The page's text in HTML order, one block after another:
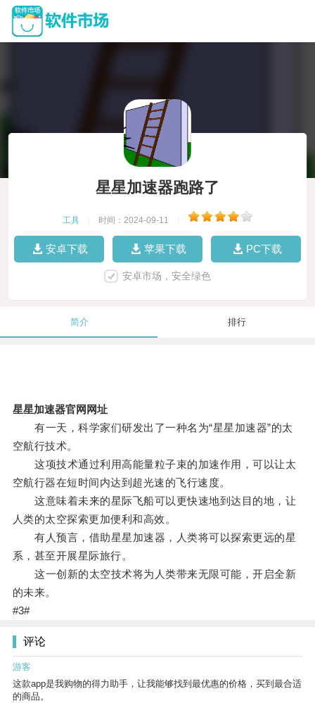
星星加速器跑路了
工具 时间：2024-09-11
安卓下载 苹果下载 PC下载
安卓市场，安全绿色
简介 排行
星星加速器官网网址
有一天，科学家们研发出了一种名为“星星加速器”的太
空航行技术。
这项技术通过利用高能量粒子束的加速作用，可以让太
空航行器在短时间内达到超光速的飞行速度。
这意味着未来的星际飞船可以更快速地到达目的地，让
人类的太空探索更加便利和高效。
有人预言，借助星星加速器，人类将可以探索更远的星
系，甚至开展星际旅行。
这一创新的太空技术将为人类带来无限可能，开启全新
的未来。
#3#
评论
游客
这款app是我购物的得力助手，让我能够找到最优惠的价格，买到最合适
的商品。